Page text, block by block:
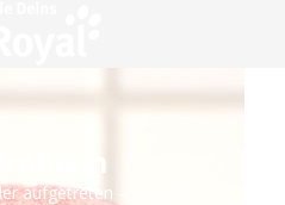
aufgetreten – wir sind